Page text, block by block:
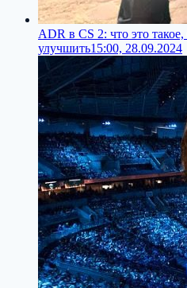
ADR в CS 2: что это
улучшить15:00, 28.09.2024